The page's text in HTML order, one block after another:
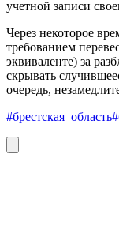
учетной записи
Через некоторое
требованием
эквиваленте) за
скрывать
очередь,
#брестская_область